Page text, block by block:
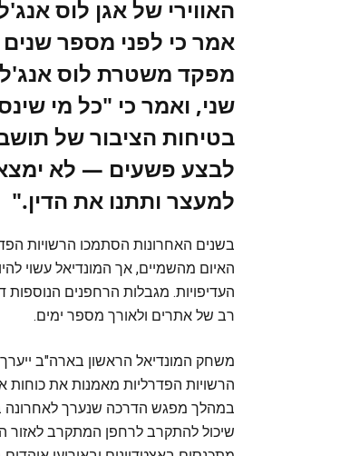
האווירי של אגן לוס
אמר כי לפני מספר
מפקד משטרת לוס
שני, ואמר כי "כל מי
בטיחות הציבור של
לבצע פשעים — לא
למעצר ותתנו את הדין."
האיום מהשמיים, אך המונדיאל עשוי
העדיפויות. מגבלות הרחפנים
רב של אתרים ולאורך מספר ימים.
הרשויות הפדרליות מאמנות את כוחות
שיכול להתקרב לרחפן המתקרב לאזור